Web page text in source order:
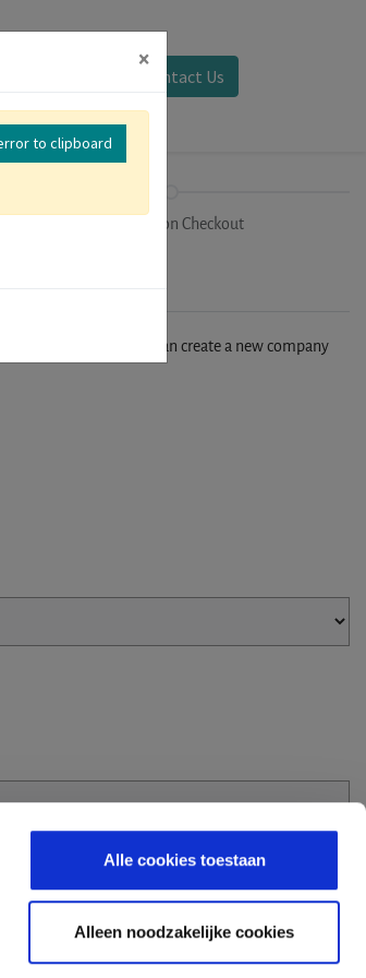
Alle cookies toestaan
Alleen noodzakelijke cookies
Contact Us
Registration Checkout
in our database, you can create a new company
×
to clipboard